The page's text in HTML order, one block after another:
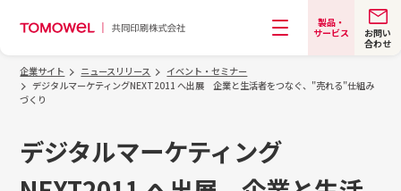
製品・
サービス
お問い
合わせ
企業サイト ニュースリリース
イベント・セミナー
デジタルマーケティングNEXT2011 へ出展 企業と生活者をつなぐ、"売れる"仕組み
づくり
デジタルマーケティング